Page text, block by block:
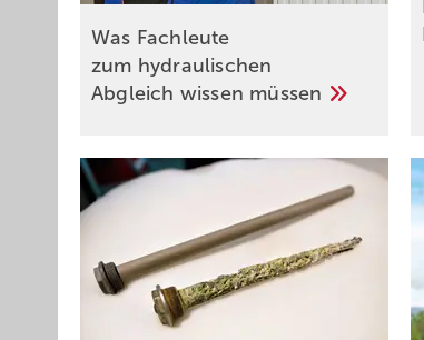
Was Fachleute
zum hydraulischen
Abgleich wissen müssen